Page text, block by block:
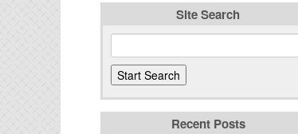
Site Search
Recent Posts